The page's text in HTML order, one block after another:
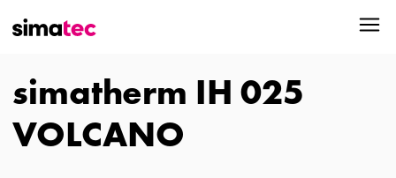
simatherm IH 025
VOLCANO